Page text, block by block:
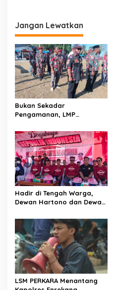
a
s
i
p
o
s
Jangan Lewatkan
Bukan Sekadar
Pengamanan, LMP
Wajah Sinergitas di
Pembukaan HUT RI ke-81
Hadir di Tengah Warga,
Dewan Hartono dan Dewan
Penuh Puncak Perayaan
HUT RI ke-81 di Maccirinna
LSM PERKARA Menantang